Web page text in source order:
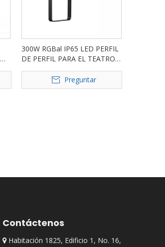
300W RGBal IP65 LED PERFIL
DE PERFIL PARA EL TEATRO
Preguntar
Contáctenos
Habitación 1825, Edificio 1, No. 16,